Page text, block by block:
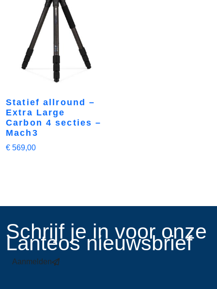
Statief allround –
Extra Large
Carbon 4 secties –
Mach3
€ 569,00
​Schrijf je in voor onze
Lanteos nieuwsbrief
Aanmelden